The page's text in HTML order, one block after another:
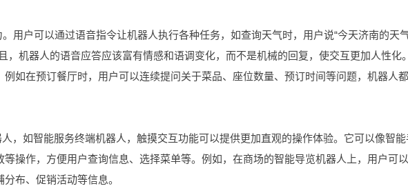
用户可以通过语音指令让机器人执行各种任务，如查询天气时，用户说“今天济南的天
，机器人的语音应答应该富有情感和语调变化，而不是机械的回复，使交互更加人性化
例如在预订餐厅时，用户可以连续提问关于菜品、座位数量、预订时间等问题，机器人
，如智能服务终端机器人，触摸交互功能可以提供更加直观的操作体验。它可以像智能
操作，方便用户查询信息、选择菜单等。例如，在商场的智能导览机器人上，用户可
布、促销活动等信息。